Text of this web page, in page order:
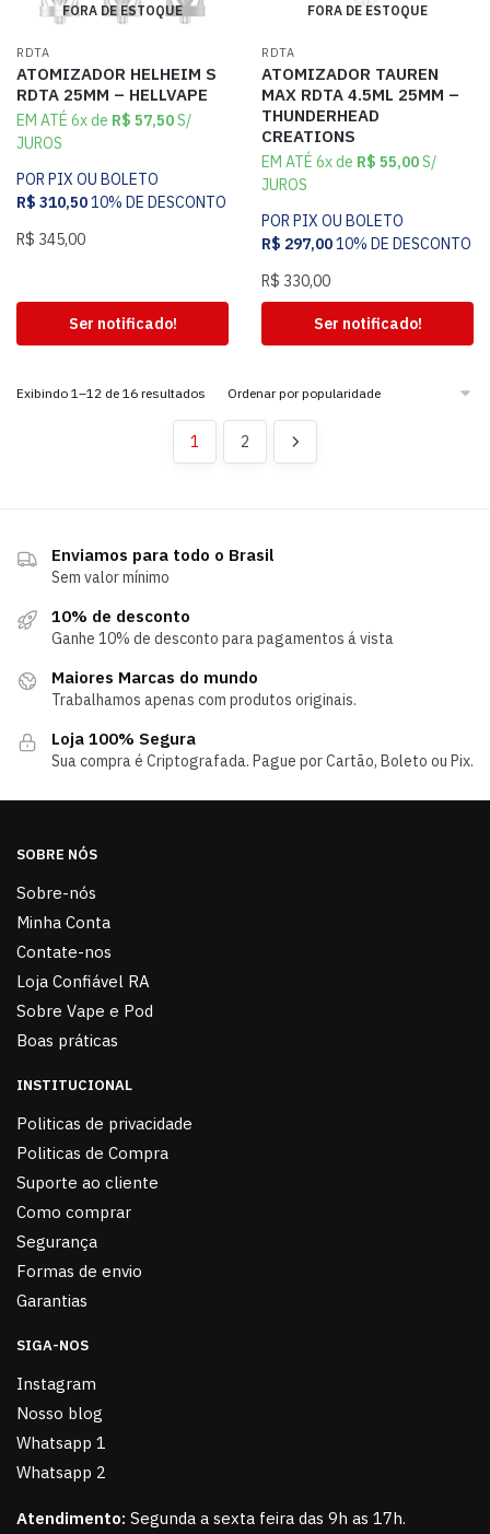
FORA DE ESTOQUE
RDTA
ATOMIZADOR HELHEIM S
RDTA 25MM – HELLVAPE
EM ATÉ 6x de R$ 57,50S/
JUROS
POR PIX OU BOLETO
R$ 310,5010% DE DESCONTO
R$ 345,00
Ser notificado!
FORA DE ESTOQUE
RDTA
ATOMIZADOR TAUREN
MAX RDTA 4.5ML 25MM –
THUNDERHEAD
CREATIONS
EM ATÉ 6x de R$ 55,00S/
JUROS
POR PIX OU BOLETO
R$ 297,0010% DE DESCONTO
R$ 330,00
Ser notificado!
Exibindo 1–12 de 16 resultados
1 2
Enviamos para todo o Brasil
Sem valor mínimo
10% de desconto
Ganhe 10% de desconto para pagamentos á vista
Maiores Marcas do mundo
Trabalhamos apenas com produtos originais.
Loja 100% Segura
Sua compra é Criptografada. Pague por Cartão, Boleto ou Pix.
SOBRE NÓS
Sobre-nós
Minha Conta
Contate-nos
Loja Confiável RA
Sobre Vape e Pod
Boas práticas
INSTITUCIONAL
Politicas de privacidade
Politicas de Compra
Suporte ao cliente
Como comprar
Segurança
Formas de envio
Garantias
SIGA-NOS
Instagram
Nosso blog
Whatsapp 1
Whatsapp 2
Atendimento: Segunda a sexta feira das 9h as 17h.